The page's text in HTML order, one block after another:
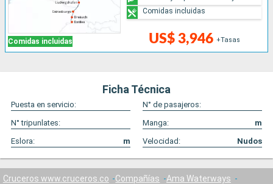
Comidas incluidas US$ 3,946 +Tasas
Comidas incluidas
Ficha Técnica
Puesta en servicio:
N° de pasajeros:
N° tripunlates:
Manga:
m
Eslora:
m Velocidad: Nudos
Cruceros www.cruceros.co Compañías
Ama Waterways